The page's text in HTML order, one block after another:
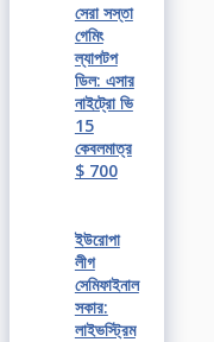
সেরা সস্তা
গেমিং
ল্যাপটপ
ডিল: এসার
নাইট্রো ভি
15
কেবলমাত্র
$ 700
ইউরোপা
লীগ
সেমিফাইনাল
সকার:
লাইভস্ট্রিম